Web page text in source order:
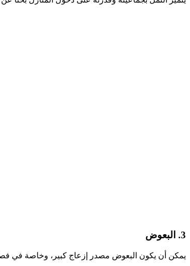
3. البعوض
يمكن أن يكون البعوض مصدر إزعاج كبير، وخاصة في